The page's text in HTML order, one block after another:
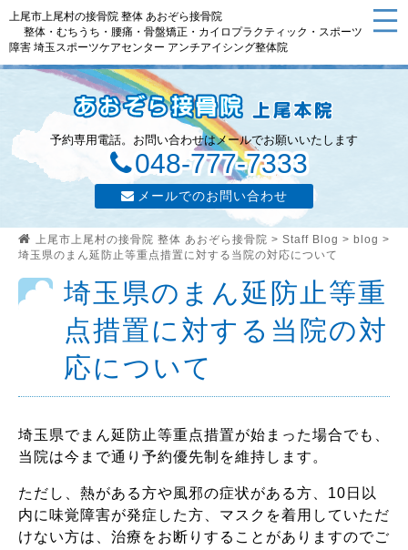
上尾市上尾村の接骨院 整体 あおぞら接骨院
整体・むちうち・腰痛・骨盤矯正・カイロプラクティック・スポーツ
障害 埼玉スポーツケアセンター アンチアイシング整体院
予約専用電話。お問い合わせはメールでお願いいたします
048-777-7333
メールでのお問い合わせ
上尾市上尾村の接骨院 整体 あおぞら接骨院 > Staff Blog > blog >
埼玉県のまん延防止等重点措置に対する当院の対応について
埼玉県のまん延防止等重
点措置に対する当院の対
応について
埼玉県でまん延防止等重点措置が始まった場合でも、
当院は今まで通り予約優先制を維持します。
ただし、熱がある方や風邪の症状がある方、10日以
内に味覚障害が発症した方、マスクを着用していただ
けない方は、治療をお断りすることがありますのでご